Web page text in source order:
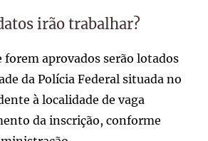
irão trabalhar?
forem aprovados serão lotados
da Polícia Federal situada no
à localidade de vaga
da inscrição, conforme